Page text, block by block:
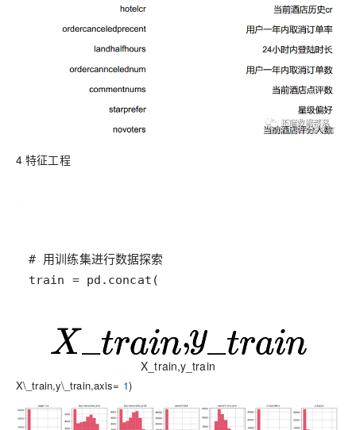
4 特征工程
train = pd.concat(
X_train,y_train
X\_train,y\_train,axis= 1)